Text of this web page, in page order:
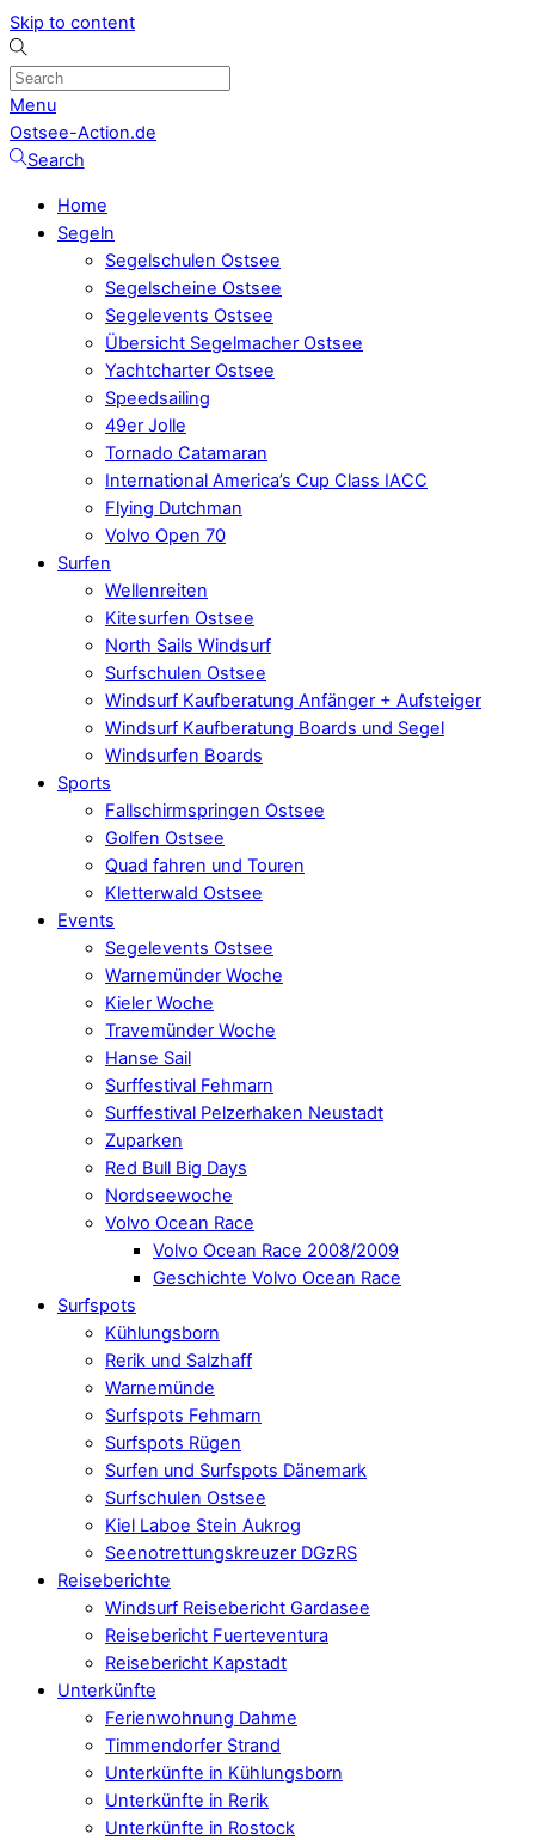
Skip to content
Menu
Ostsee-Action.de
Search
Home
Segeln
Segelschulen Ostsee
Segelscheine Ostsee
Segelevents Ostsee
Übersicht Segelmacher Ostsee
Yachtcharter Ostsee
Speedsailing
49er Jolle
Tornado Catamaran
International America’s Cup Class IACC
Flying Dutchman
Volvo Open 70
Surfen
Wellenreiten
Kitesurfen Ostsee
North Sails Windsurf
Surfschulen Ostsee
Windsurf Kaufberatung Anfänger + Aufsteiger
Windsurf Kaufberatung Boards und Segel
Windsurfen Boards
Sports
Fallschirmspringen Ostsee
Golfen Ostsee
Quad fahren und Touren
Kletterwald Ostsee
Events
Segelevents Ostsee
Warnemünder Woche
Kieler Woche
Travemünder Woche
Hanse Sail
Surffestival Fehmarn
Surffestival Pelzerhaken Neustadt
Zuparken
Red Bull Big Days
Nordseewoche
Volvo Ocean Race
Volvo Ocean Race 2008/2009
Geschichte Volvo Ocean Race
Surfspots
Kühlungsborn
Rerik und Salzhaff
Warnemünde
Surfspots Fehmarn
Surfspots Rügen
Surfen und Surfspots Dänemark
Surfschulen Ostsee
Kiel Laboe Stein Aukrog
Seenotrettungskreuzer DGzRS
Reiseberichte
Windsurf Reisebericht Gardasee
Reisebericht Fuerteventura
Reisebericht Kapstadt
Unterkünfte
Ferienwohnung Dahme
Timmendorfer Strand
Unterkünfte in Kühlungsborn
Unterkünfte in Rerik
Unterkünfte in Rostock